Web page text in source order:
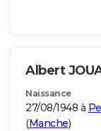
Albert
Naissance
27/08/1948 à
(Manche)